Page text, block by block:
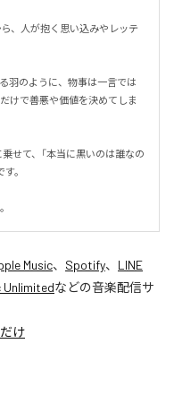
ら、人が抱く思い込みやレッテ
羽のように、物事は一言では
けで善悪や価値を決めてしま
せて、「本当に黒いのは誰なの
。
Music、 Spotify、 LINE
Unlimitedなどの音楽配信サ
け